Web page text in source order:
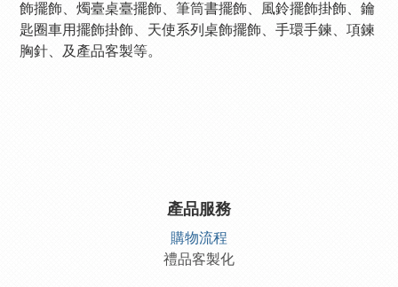
飾擺飾、燭臺桌臺擺飾、筆筒書擺飾、風鈴擺飾掛飾、鑰
匙圈車用擺飾掛飾、天使系列桌飾擺飾、手環手鍊、項鍊
胸針、及產品客製等。
產品服務
購物流程
禮品客製化